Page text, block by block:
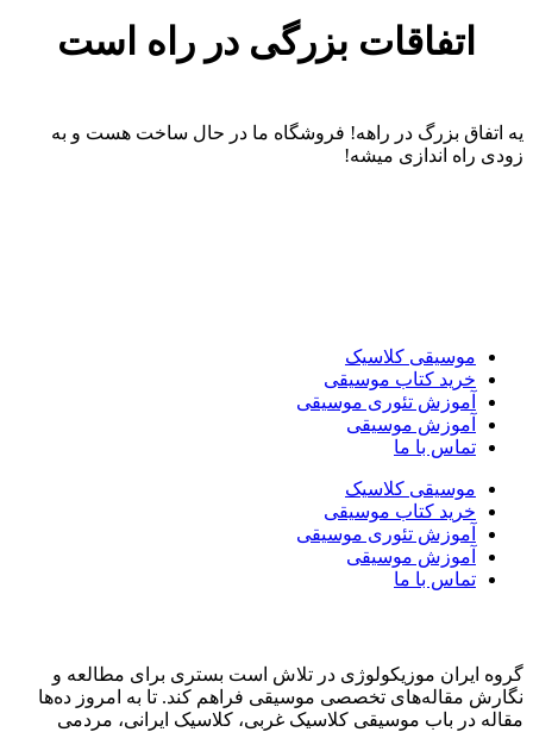
اتفاقات بزرگی در راه است
یه اتفاق بزرگ در راهه! فروشگاه ما در حال ساخت هست و به
زودی راه اندازی میشه!
موسیقی کلاسیک
خرید کتاب موسیقی
آموزش تئوری موسیقی
آموزش موسیقی
تماس با ما
موسیقی کلاسیک
خرید کتاب موسیقی
آموزش تئوری موسیقی
آموزش موسیقی
تماس با ما
گروه ایران موزیکولوژی در تلاش است بستری برای مطالعه و
نگارش مقاله‌های تخصصی موسیقی فراهم کند. تا به امروز ده‌ها
مقاله در باب موسیقی کلاسیک غربی، کلاسیک ایرانی، مردمی